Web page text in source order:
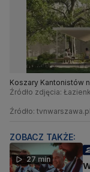
Koszary Kantonistów
Źródło zdjęcia:
Źródło: tvnwarszawa.pl
ZOBACZ TAKŻE:
27 min